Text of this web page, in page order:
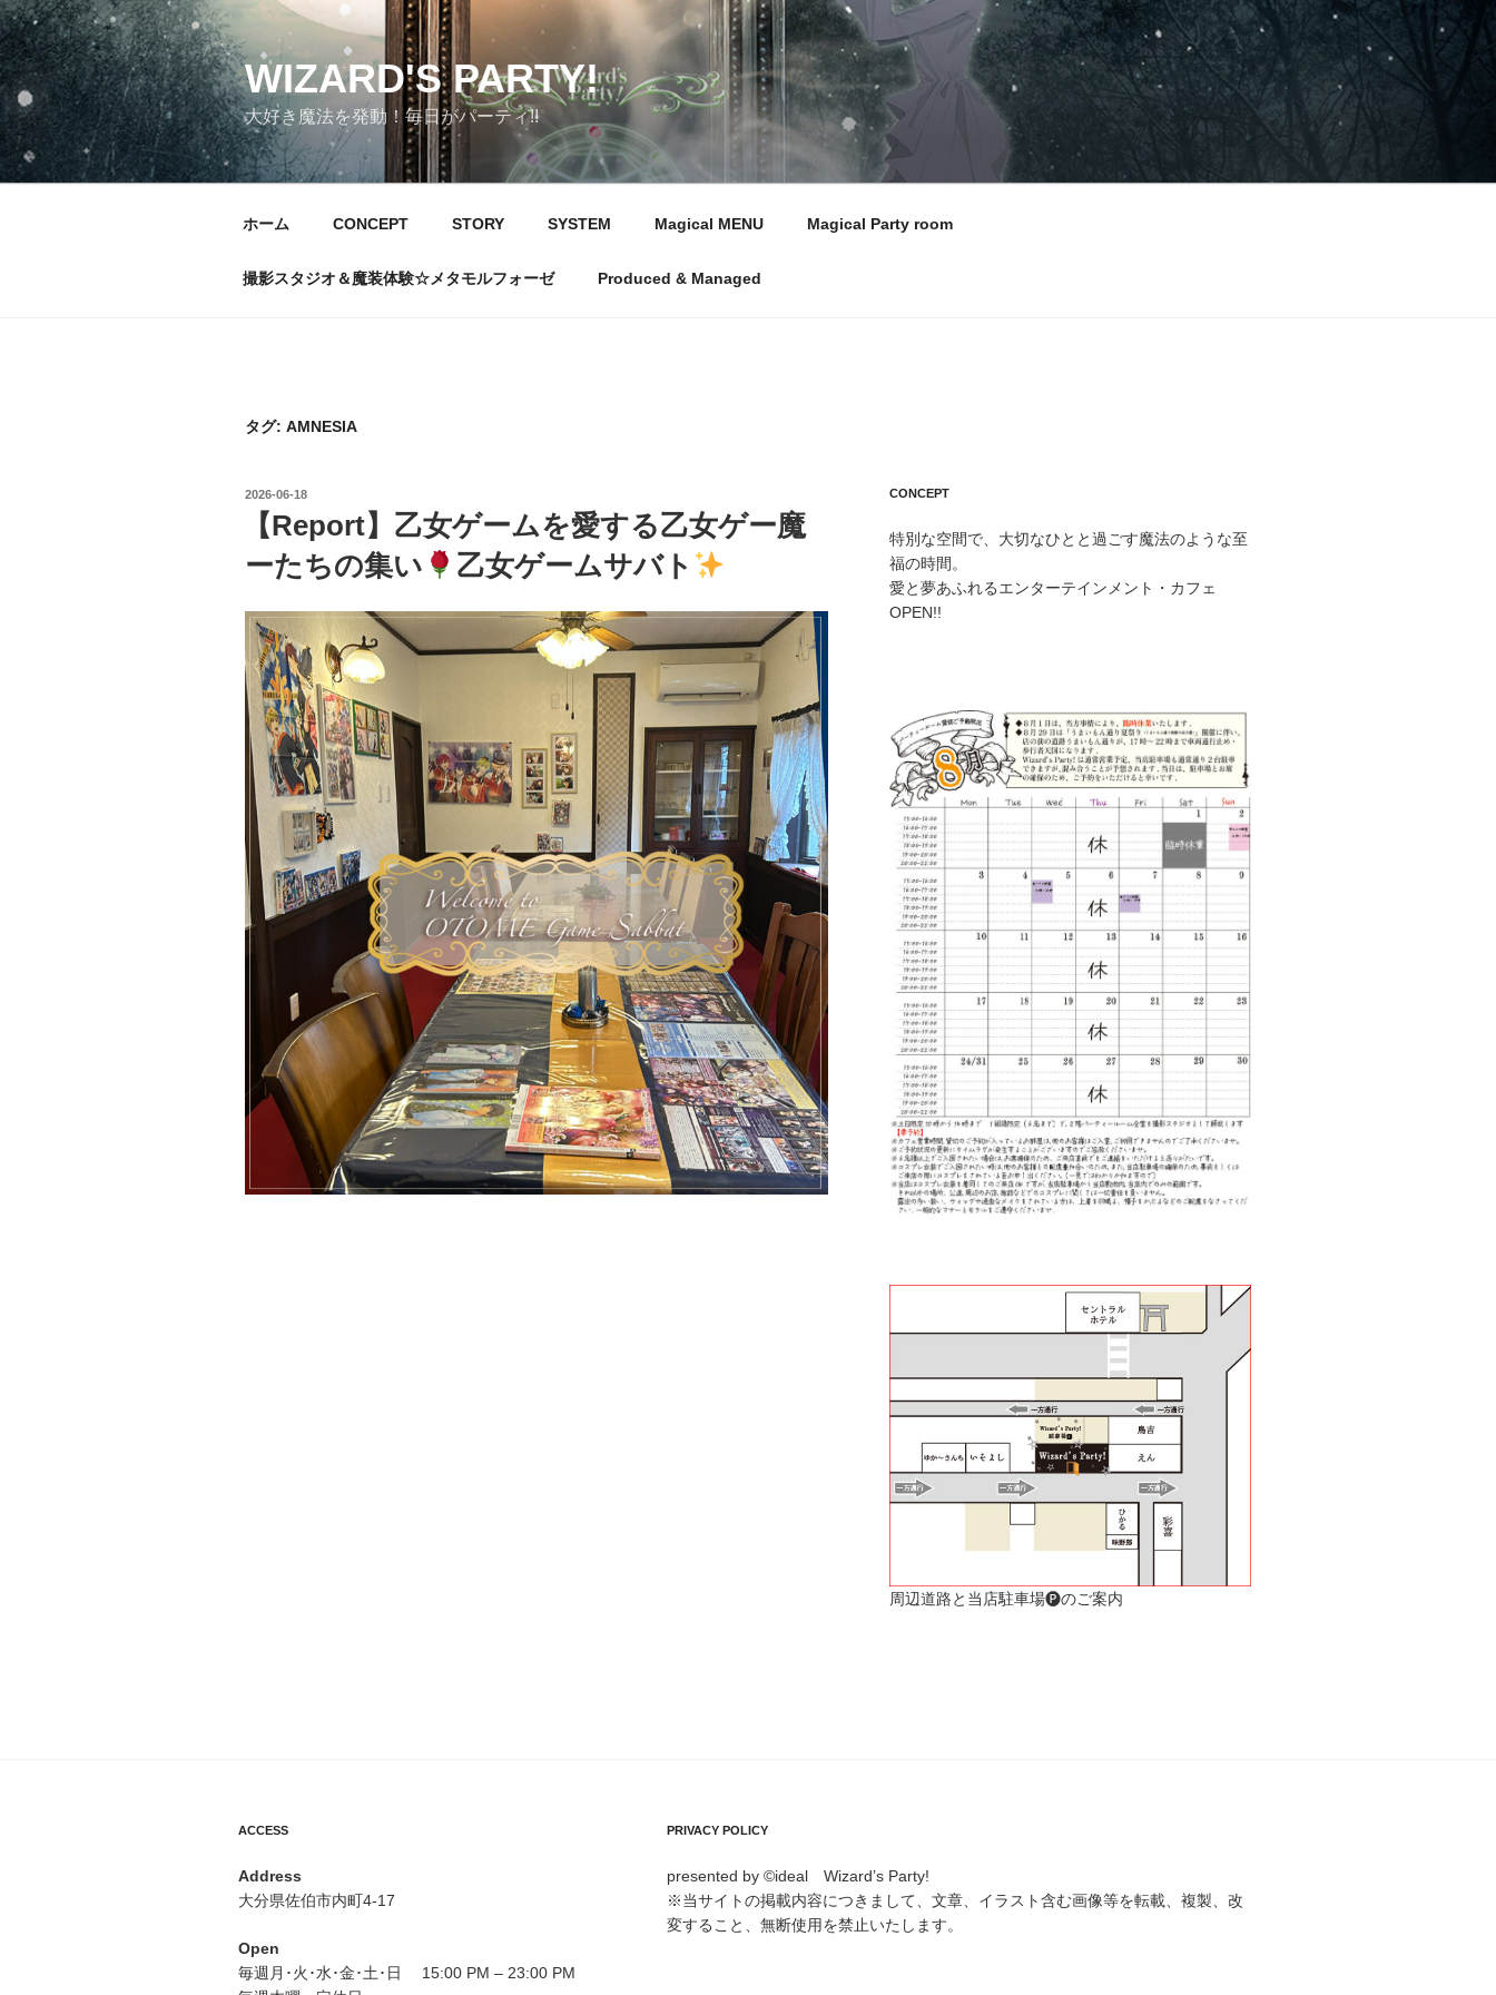
コ
ン
テ
ン
ツ
へ
ス
WIZARD'S PARTY!
大好き魔法を発動！毎日がパーティ!!
ホーム CONCEPT STORY SYSTEM Magical MENU Magical Party room
撮影スタジオ＆魔装体験☆メタモルフォーゼ Produced & Managed
タグ: AMNESIA
投
2026-06-18
【Report】乙女ゲームを愛する乙女ゲー魔
ーたちの集い
乙女ゲームサバト
CONCEPT
特別な空間で、大切なひとと過ごす魔法のような至
福の時間。
愛と夢あふれるエンターテインメント・カフェ
OPEN!!
周辺道路と当店駐車場🅟のご案内
ACCESS
Address
大分県佐伯市内町4-17
Open
毎週月･火･水･金･土･日 15:00 PM – 23:00 PM
PRIVACY POLICY
presented by ©ideal Wizard’s Party!
※当サイトの掲載内容につきまして、文章、イラスト含む画像等を転載、複製、改
変すること、無断使用を禁止いたします。